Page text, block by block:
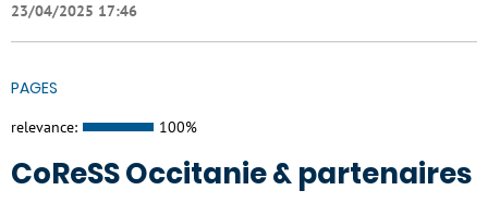
23/04/2025 17:46
PAGES
relevance: 100%
CoReSS Occitanie & partenaires